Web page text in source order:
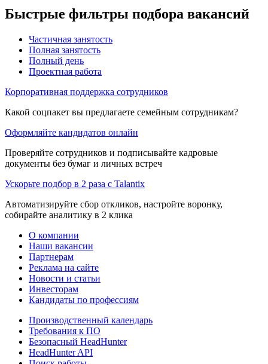
Быстрые фильтры подбора вакансий
Частичная занятость
Полная занятость
Полный день
Проектная работа
Корпоративная поддержка сотрудников
Какой соцпакет вы предлагаете семейным сотрудникам?
Оформляйте кандидатов онлайн
Проверяйте сотрудников и подписывайте кадровые
документы без бумаг и личных встреч
Ускорьте подбор в 2 раза с Talantix
Автоматизируйте сбор откликов, настройте воронку,
собирайте аналитику в 2 клика
О компании
Наши вакансии
Партнерам
Реклама на сайте
Новости и статьи
Инвесторам
Кандидаты по профессиям
Производственный календарь
Требования к ПО
Безопасный HeadHunter
HeadHunter API